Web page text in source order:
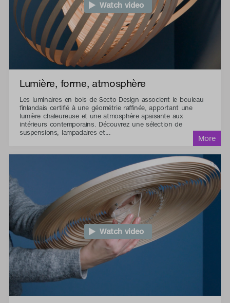
Watch video
Lumière, forme, atmosphère
Les luminaires en bois de Secto Design associent le bouleau
finlandais certifié à une géométrie raffinée, apportant une
lumière chaleureuse et une atmosphère apaisante aux
intérieurs contemporains. Découvrez une sélection de
suspensions, lampadaires et...
Watch video